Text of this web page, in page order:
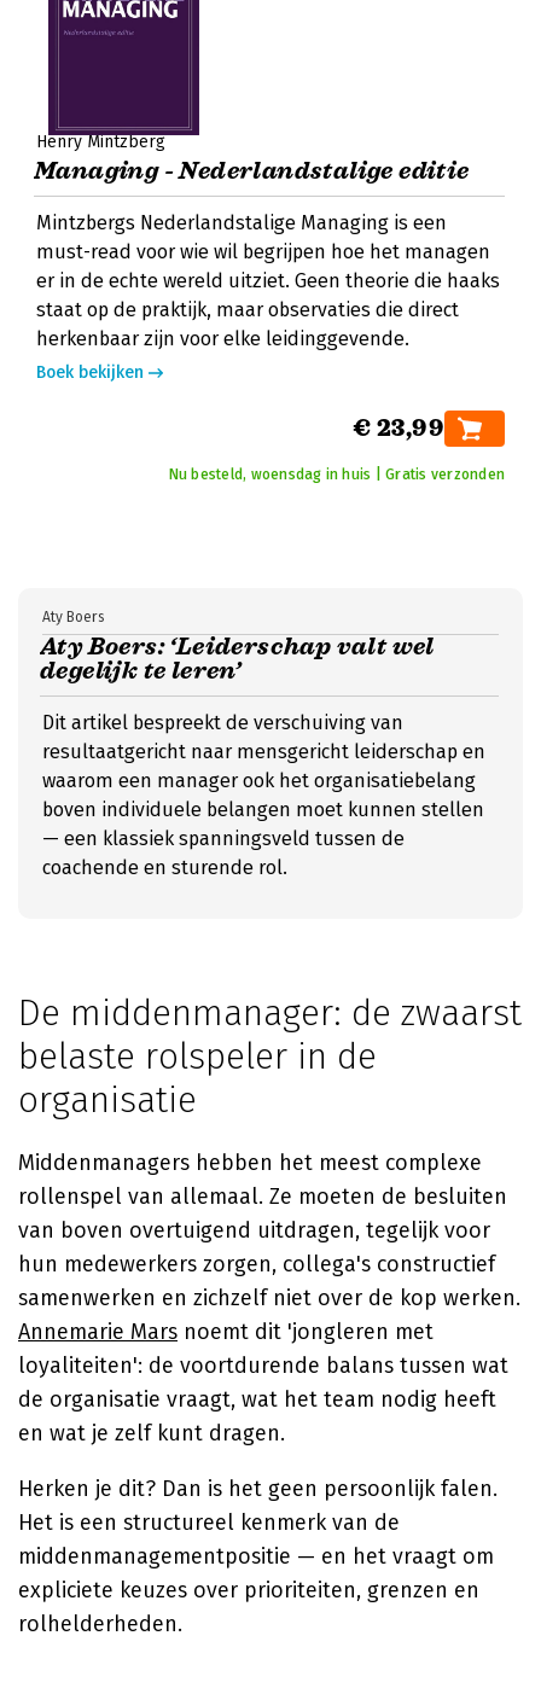
Henry Mintzberg
Managing - Nederlandstalige editie
Mintzbergs Nederlandstalige Managing is een
must-read voor wie wil begrijpen hoe het managen
er in de echte wereld uitziet. Geen theorie die haaks
staat op de praktijk, maar observaties die direct
herkenbaar zijn voor elke leidinggevende.
Boek bekijken
€ 23,99
Nu besteld, woensdag in huis | Gratis verzonden
Aty Boers: ‘Leiderschap valt wel
degelijk te leren’
Aty Boers
Dit artikel bespreekt de verschuiving van
resultaatgericht naar mensgericht leiderschap en
waarom een manager ook het organisatiebelang
boven individuele belangen moet kunnen stellen
— een klassiek spanningsveld tussen de
coachende en sturende rol.
De middenmanager: de zwaarst
belaste rolspeler in de
organisatie
Middenmanagers hebben het meest complexe
rollenspel van allemaal. Ze moeten de besluiten
van boven overtuigend uitdragen, tegelijk voor
hun medewerkers zorgen, collega's constructief
samenwerken en zichzelf niet over de kop werken.
Annemarie Mars noemt dit 'jongleren met
loyaliteiten': de voortdurende balans tussen wat
de organisatie vraagt, wat het team nodig heeft
en wat je zelf kunt dragen.
Herken je dit? Dan is het geen persoonlijk falen.
Het is een structureel kenmerk van de
middenmanagementpositie — en het vraagt om
expliciete keuzes over prioriteiten, grenzen en
rolhelderheden.